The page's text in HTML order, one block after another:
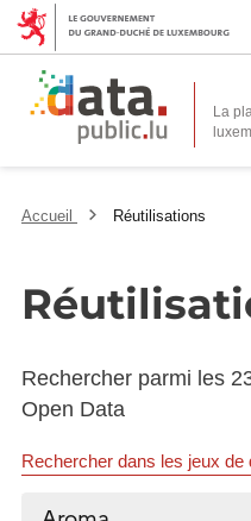
La
Accueil Réutilisations
Rechercher parmi les
Open Data
Rechercher dans les jeux de
Rechercher...